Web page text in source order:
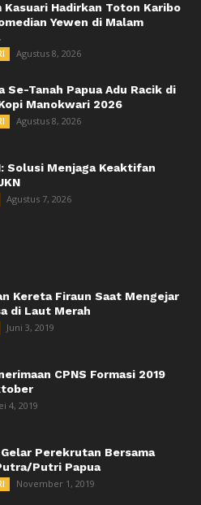
Kasuari Hadirkan Toton Karibo
Yewen di Malam
Agustus 8, 2026
Se-Tanah Papua Adu Racik di
Manokwari 2026
Agustus 8, 2026
Solusi Menjaga Keaktifan
Agustus 7, 2026
Kereta Firaun Saat Mengejar
di Laut Merah
Juni 3, 2019
CPNS Formasi 2019
4, 2019
Gelar Perekrutan Bersama
Putri Papua
November 1, 2019